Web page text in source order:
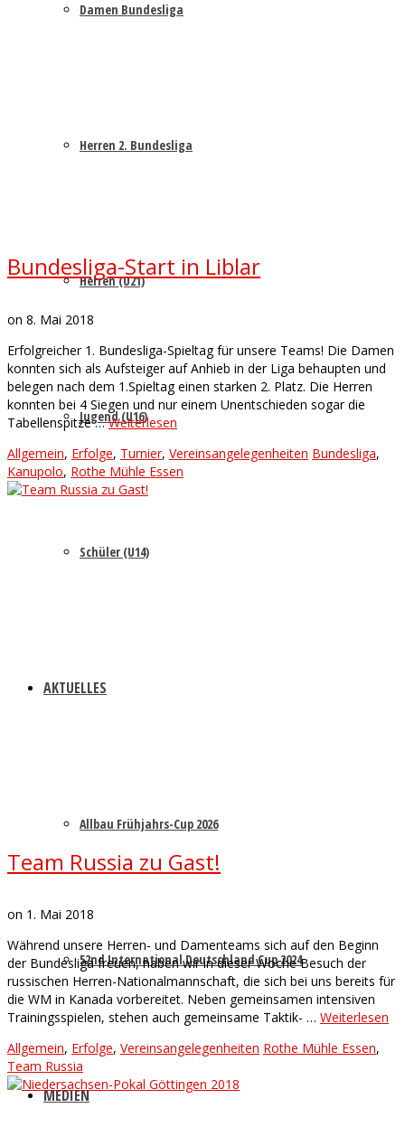
Damen Bundesliga
Herren 2. Bundesliga
Herren (U21)
Jugend (U16)
Schüler (U14)
AKTUELLES
Allbau Frühjahrs-Cup 2026
52nd International Deutschland Cup 2024
MEDIEN
Bundesliga-Start in Liblar
on 8. Mai 2018
Erfolgreicher 1. Bundesliga-Spieltag für unsere Teams! Die Damen
konnten sich als Aufsteiger auf Anhieb in der Liga behaupten und
belegen nach dem 1.Spieltag einen starken 2. Platz. Die Herren
konnten bei 4 Siegen und nur einem Unentschieden sogar die
Tabellenspitze …Weiterlesen
Allgemein, Erfolge, Turnier, Vereinsangelegenheiten Bundesliga,
Kanupolo, Rothe Mühle Essen
Team Russia zu Gast!
on 1. Mai 2018
Während unsere Herren- und Damenteams sich auf den Beginn
der Bundesliga freuen, haben wir in dieser Woche Besuch der
russischen Herren-Nationalmannschaft, die sich bei uns bereits für
die WM in Kanada vorbereitet. Neben gemeinsamen intensiven
Trainingsspielen, stehen auch gemeinsame Taktik- … Weiterlesen
Allgemein, Erfolge, Vereinsangelegenheiten Rothe Mühle Essen,
Team Russia